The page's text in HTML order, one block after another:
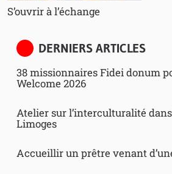
S’ouvrir à l’échange
DERNIERS ARTICLES
38 missionnaires Fidei donum
Welcome 2026
Atelier sur l’interculturalité
Limoges
Accueillir un prêtre venant